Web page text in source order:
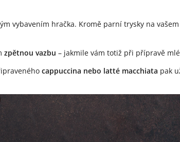
vybavením hračka. Kromě parní trysky na
zpětnou vazbu – jakmile vám totiž při přípravě
cappuccina nebo latté macchiata pak